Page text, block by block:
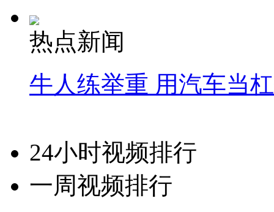
热点新闻
牛人练举重 用汽车当
24小时视频排行
一周视频排行